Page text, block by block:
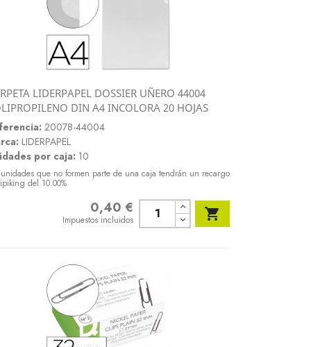
Vista rápida
LIDERPAPEL DOSSIER UÑERO 44004
DIN A4 INCOLORA 20 HOJAS
20078-44004
LIDERPAPEL
por caja: 10
unidades que no formen parte de una caja tendrán un recargo
del 10.00%
0,40 €
Impuestos incluidos 